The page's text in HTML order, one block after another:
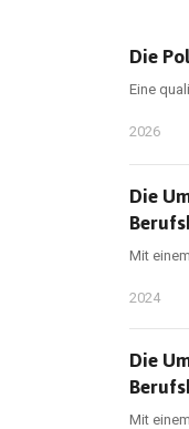
Die
Eine
2026
Die
Mit
2024
Die
Mit